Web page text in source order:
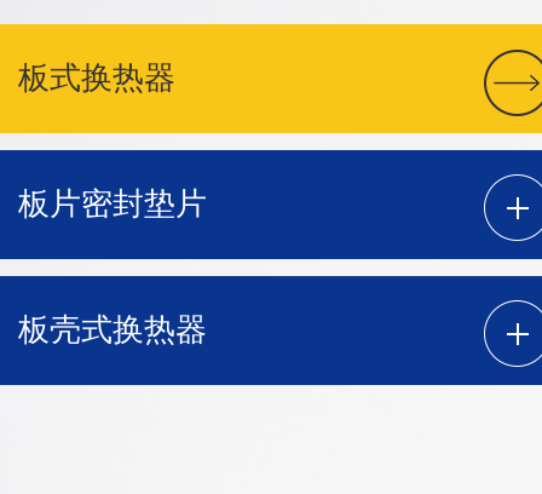
板式换热器
板片密封垫片
板壳式换热器